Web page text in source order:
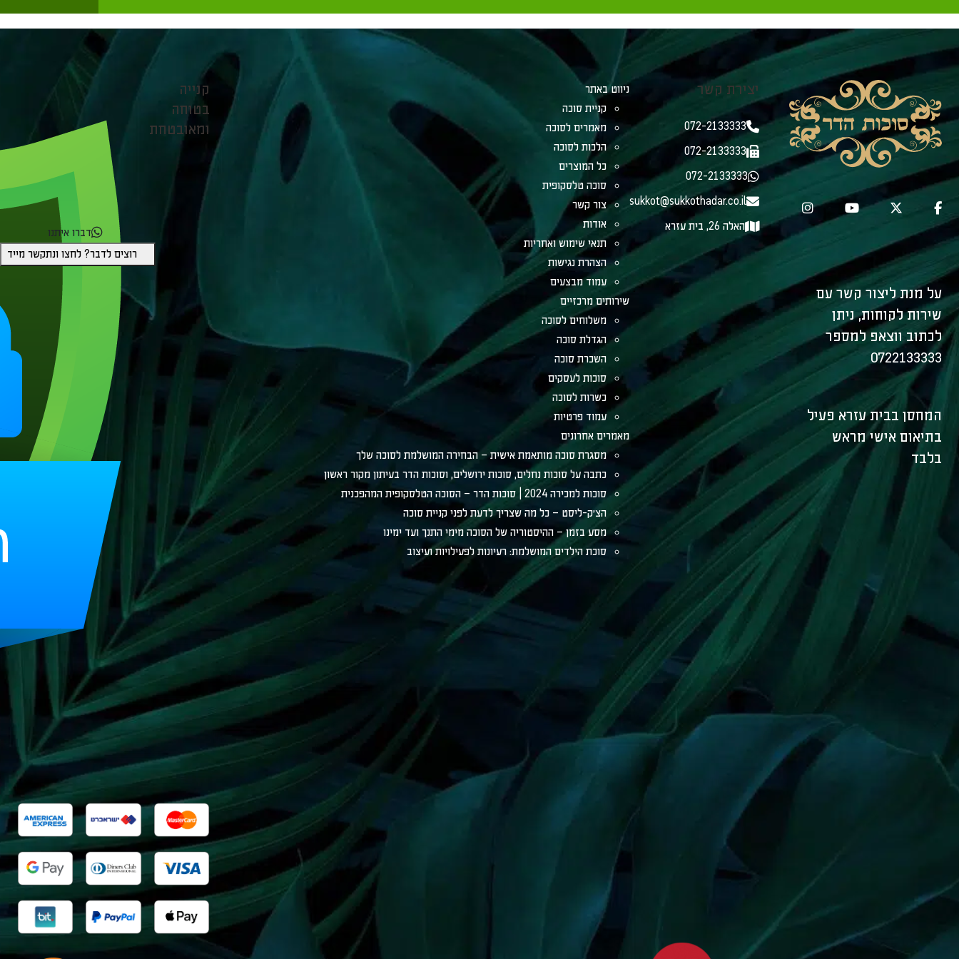
על מנת ליצור קשר עם
שירות לקוחות, ניתן
לכתוב ווצאפ למספר
0722133333
המחסן בבית עזרא פעיל
בתיאום אישי מראש
בלבד
יצירת קשר
072-2133333
072-2133333
072-2133333
sukkot@sukkothadar.co.il
האלה 26, בית עזרא
ניווט באתר
קניית סוכה
מאמרים לסוכה
הלכות לסוכה
כל המוצרים
סוכה טלסקופית
צור קשר
אודות
תנאי שימוש ואחריות
הצהרת נגישות
עמוד מבצעים
שירותים מרכזיים
משלוחים לסוכה
הגדלת סוכה
השכרת סוכה
סוכות לעסקים
כשרות לסוכה
עמוד פרטיות
מאמרים אחרונים
מסגרת סוכה מותאמת אישית – הבחירה המושלמת לסוכה שלך
כתבה על סוכות נחלים, סוכות ירושלים, וסוכות הדר בעיתון מקור ראשון
סוכות למכירה 2024 | סוכות הדר – הסוכה הטלסקופית המהפכנית
הצ׳ק-ליסט – כל מה שצריך לדעת לפני קניית סוכה
מסע בזמן – ההיסטוריה של הסוכה מימי התנך ועד ימינו
סוכת הילדים המושלמת: רעיונות לפעילויות ועיצוב
קנייה
בטוחה
ומאובטחת
דברו איתנו
רוצים לדבר? לחצו ונתקשר מייד